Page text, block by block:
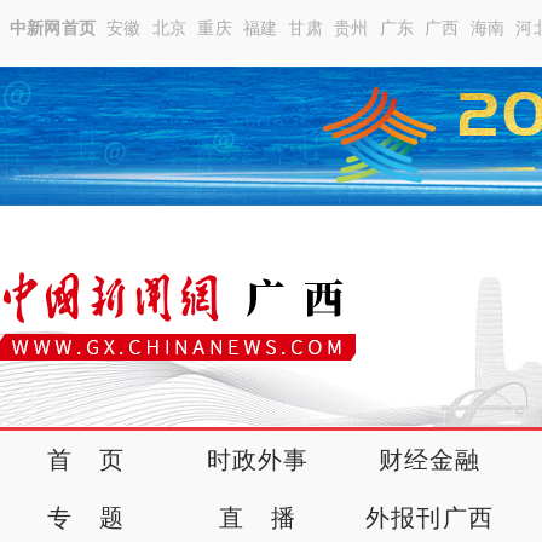
中新网首页 安徽 北京 重庆 福建 甘肃 贵州 广东 广西 海南 河
首 页 时政外事 财经金融
专 题 直 播 外报刊广西